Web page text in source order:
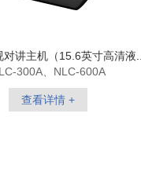
对讲主机（15.6英寸高清液...
300A、NLC-600A
查看详情 +